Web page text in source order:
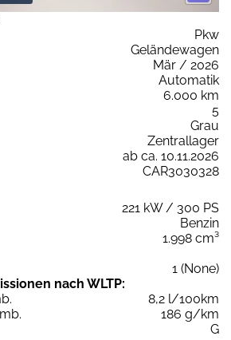
Pkw
Geländewagen
Mär / 2026
Automatik
6.000 km
5
Grau
Zentrallager
ab ca. 10.11.2026
CAR3030328
221 kW / 300 PS
Benzin
1.998 cm³
1 (None)
nach WLTP:
8,2 l/100km
186 g/km
G